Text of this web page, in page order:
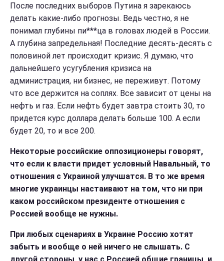
После последних выборов Путина я зарекаюсь
делать какие-либо прогнозы. Ведь честно, я не
понимал глубины пи***ца в головах людей в России.
А глубина запредельная! Последние десять-десять с
половиной лет происходит кризис. Я думаю, что
дальнейшего усугубления кризиса на
администрация, ни бизнес, не переживут. Потому
что все держится на соплях. Все зависит от цены на
нефть и газ. Если нефть будет завтра стоить 30, то
придется курс доллара делать больше 100. А если
будет 20, то и все 200.
Некоторые российские оппозиционеры говорят,
что если к власти придет условный Навальный, то
отношения с Украиной улучшатся. В то же время
многие украинцы настаивают на том, что ни при
каком российском президенте отношения с
Россией вообще не нужны.
При любых сценариях в Украине Россию хотят
забыть и вообще о ней ничего не слышать. С